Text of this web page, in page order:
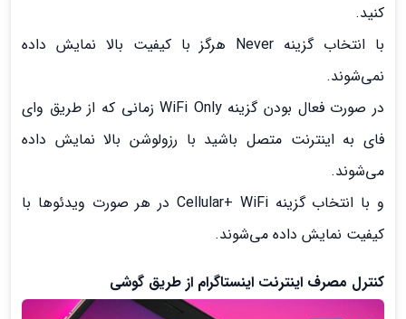
کنید.
با انتخاب گزینه Never هرگز با کیفیت بالا نمایش داده
نمی‌شوند.
در صورت فعال بودن گزینه WiFi Only زمانی که از طریق وای
فای به اینترنت متصل باشید با رزولوشن بالا نمایش داده
می‌شوند.
و با انتخاب گزینه Cellular+ WiFi در هر صورت ویدئوها با
کیفیت نمایش داده می‌شوند.
کنترل مصرف اینترنت اینستاگرام از طریق گوشی